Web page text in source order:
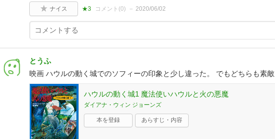
ナイス ★3 コメント(0) 2020/06/02
とうふ
映画 ハウルの動く城でのソフィーの印象と少し違った。 でもどちらも素敵
ハウルの動く城1 魔法使いハウルと火の悪魔
ダイアナ・ウィン ジョーンズ
本を登録 あらすじ・内容